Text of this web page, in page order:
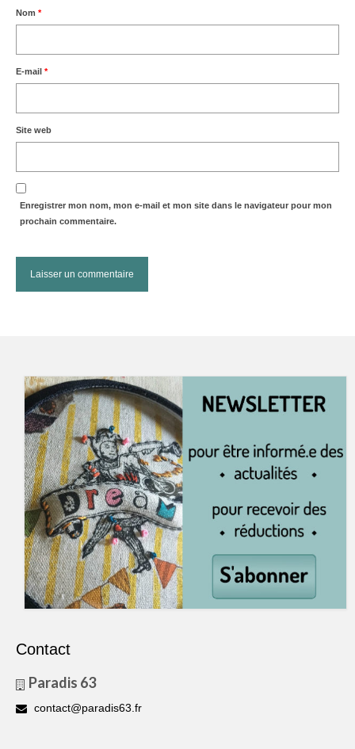
Nom *
E-mail *
Site web
Enregistrer mon nom, mon e-mail et mon site dans le navigateur pour mon
prochain commentaire.
Contact
Paradis 63
contact@paradis63.fr